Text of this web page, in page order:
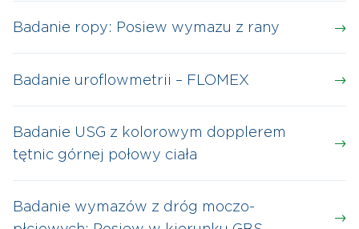
Badanie ropy: Posiew wymazu z rany
Badanie uroflowmetrii – FLOMEX
Badanie USG z kolorowym dopplerem
tętnic górnej połowy ciała
Badanie wymazów z dróg moczo-